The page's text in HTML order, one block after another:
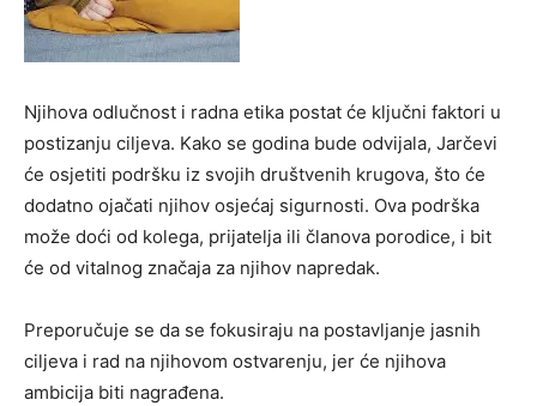
Njihova odlučnost i radna etika postat će ključni faktori u
postizanju ciljeva. Kako se godina bude odvijala, Jarčevi
će osjetiti podršku iz svojih društvenih krugova, što će
dodatno ojačati njihov osjećaj sigurnosti. Ova podrška
može doći od kolega, prijatelja ili članova porodice, i bit
će od vitalnog značaja za njihov napredak.
Preporučuje se da se fokusiraju na postavljanje jasnih
ciljeva i rad na njihovom ostvarenju, jer će njihova
ambicija biti nagrađena.